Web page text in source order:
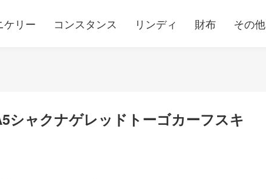
ケリー コンスタンス リンディ 財布 その他
シャクナゲレッドトーゴカーフスキ